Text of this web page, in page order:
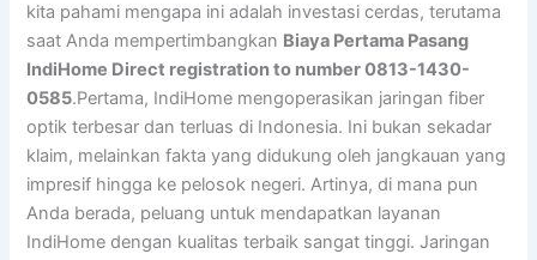
kita pahami mengapa ini adalah investasi cerdas, terutama
saat Anda mempertimbangkan Biaya Pertama Pasang
IndiHome Direct registration to number 0813-1430-
0585.Pertama, IndiHome mengoperasikan jaringan fiber
optik terbesar dan terluas di Indonesia. Ini bukan sekadar
klaim, melainkan fakta yang didukung oleh jangkauan yang
impresif hingga ke pelosok negeri. Artinya, di mana pun
Anda berada, peluang untuk mendapatkan layanan
IndiHome dengan kualitas terbaik sangat tinggi. Jaringan